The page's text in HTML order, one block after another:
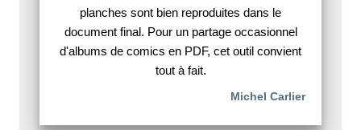
planches sont bien reproduites dans le
document final. Pour un partage occasionnel
d'albums de comics en PDF, cet outil convient
tout à fait.
Michel Carlier